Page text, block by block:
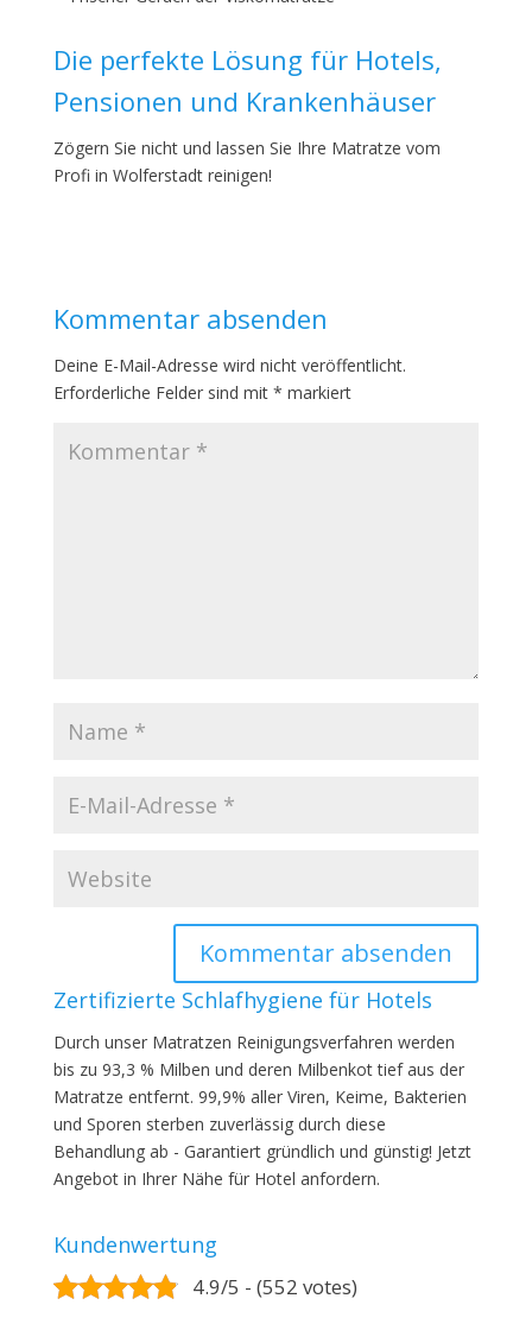
Die perfekte Lösung für Hotels,
Pensionen und Krankenhäuser
Zögern Sie nicht und lassen Sie Ihre Matratze vom
Profi in Wolferstadt reinigen!
Kommentar absenden
Deine E-Mail-Adresse wird nicht veröffentlicht.
Erforderliche Felder sind mit * markiert
Zertifizierte Schlafhygiene für Hotels
Durch unser Matratzen Reinigungsverfahren werden
bis zu 93,3 % Milben und deren Milbenkot tief aus der
Matratze entfernt. 99,9% aller Viren, Keime, Bakterien
und Sporen sterben zuverlässig durch diese
Behandlung ab - Garantiert gründlich und günstig! Jetzt
Angebot in Ihrer Nähe für Hotel anfordern.
Kundenwertung
4.9/5 - (552 votes)